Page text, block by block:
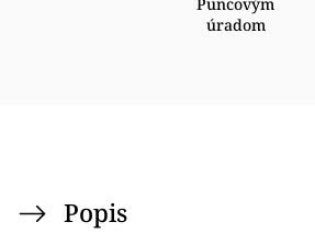
úradom
Popis